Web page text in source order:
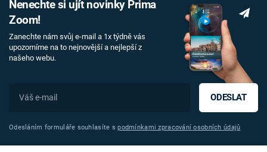
Nenechte si ujít novinky Prima
Zoom!
Zanechte nám svůj e-mail a 1x týdně vás
upozorníme na to nejnovější a nejlepší z
našeho webu.
ODESLAT
Odesláním formuláře souhlasíte spodmínkami zpracování osobních údajů